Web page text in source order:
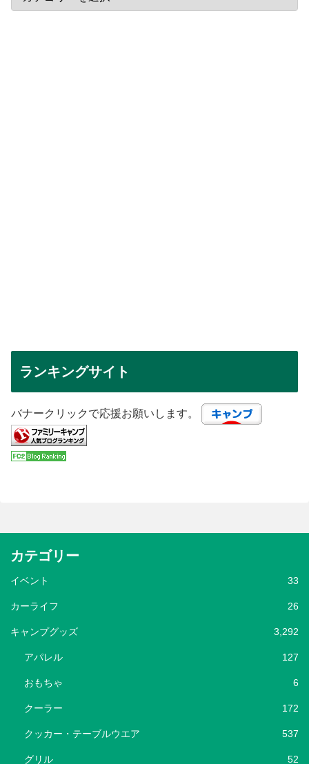
ランキングサイト
バナークリックで応援お願いします。
カテゴリー
イベント 33
カーライフ 26
キャンプグッズ 3,292
アパレル 127
おもちゃ 6
クーラー 172
クッカー・テーブルウエア 537
グリル 52